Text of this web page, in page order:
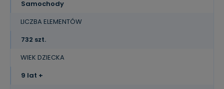
Samochody
LICZBA ELEMENTÓW
732 szt.
WIEK DZIECKA
9 lat +